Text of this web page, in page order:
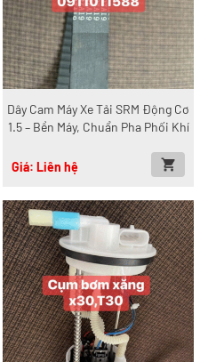
Dây Cam Máy Xe Tải SRM Động Cơ
1.5 – Bền Máy, Chuẩn Pha Phối Khí
Giá: Liên hệ